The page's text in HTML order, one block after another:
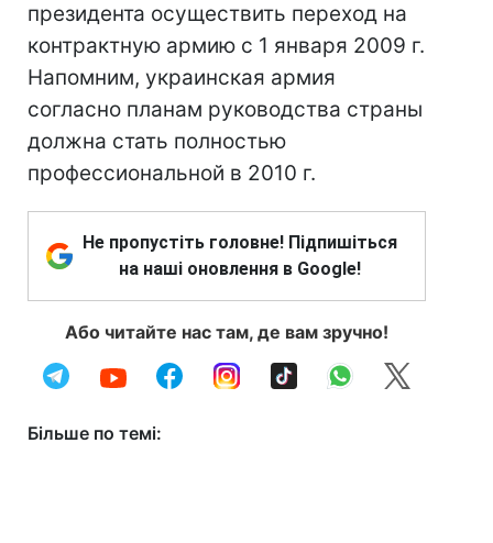
президента осуществить переход на
контрактную армию с 1 января 2009 г.
Напомним, украинская армия
согласно планам руководства страны
должна стать полностью
профессиональной в 2010 г.
Не пропустіть головне! Підпишіться
на наші оновлення в Google!
Або читайте нас там, де вам зручно!
Більше по темі: